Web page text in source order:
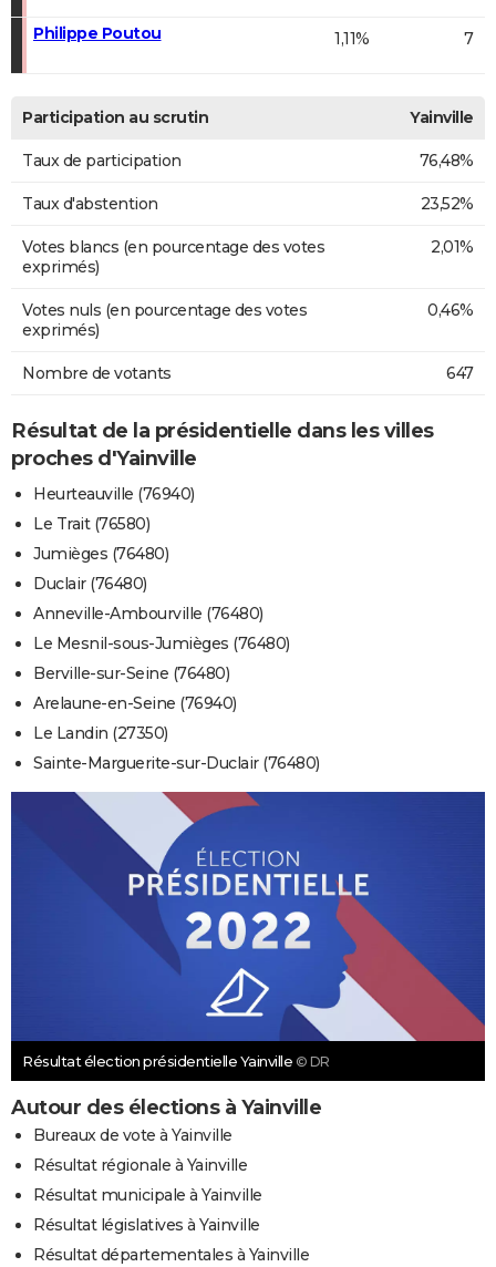
Philippe Poutou 1,11% 7
Participation au scrutin Yainville
Taux de participation 76,48%
Taux d'abstention 23,52%
Votes blancs (en pourcentage des votes
exprimés)
2,01%
Votes nuls (en pourcentage des votes
exprimés)
0,46%
Nombre de votants 647
Résultat de la présidentielle dans les villes
proches d'Yainville
Heurteauville (76940)
Le Trait (76580)
Jumièges (76480)
Duclair (76480)
Anneville-Ambourville (76480)
Le Mesnil-sous-Jumièges (76480)
Berville-sur-Seine (76480)
Arelaune-en-Seine (76940)
Le Landin (27350)
Sainte-Marguerite-sur-Duclair (76480)
Résultat élection présidentielle Yainville © DR
Autour des élections à Yainville
Bureaux de vote à Yainville
Résultat régionale à Yainville
Résultat municipale à Yainville
Résultat législatives à Yainville
Résultat départementales à Yainville